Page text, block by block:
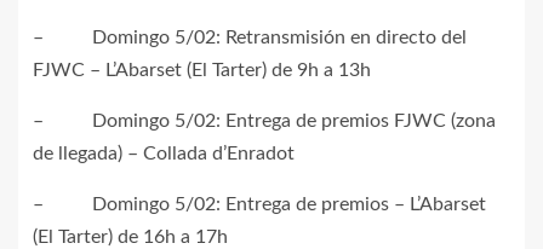
– Domingo 5/02: Retransmisión en directo del
FJWC – L’Abarset (El Tarter) de 9h a 13h
– Domingo 5/02: Entrega de premios FJWC (zona
de llegada) – Collada d’Enradot
– Domingo 5/02: Entrega de premios – L’Abarset
(El Tarter) de 16h a 17h